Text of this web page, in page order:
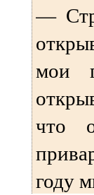
—
мои
что
году